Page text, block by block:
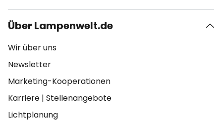
Über Lampenwelt.de
Wir über uns
Newsletter
Marketing-Kooperationen
Karriere | Stellenangebote
Lichtplanung